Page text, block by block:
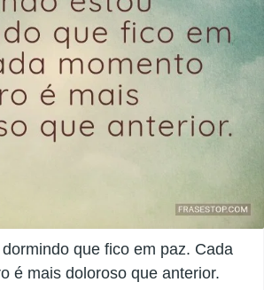
que fico em paz. Cada
é mais doloroso que anterior.